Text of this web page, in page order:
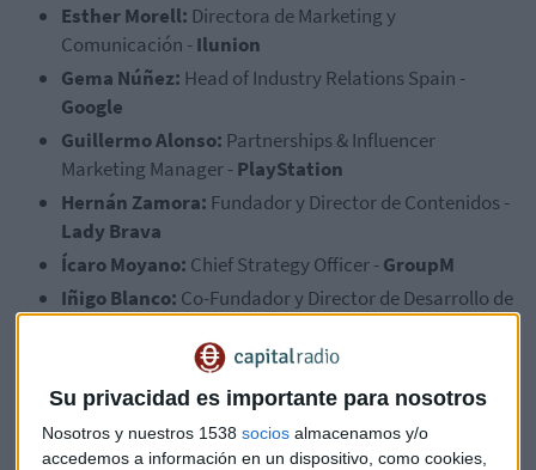
Su privacidad es importante para nosotros
Nosotros y nuestros 1538 socios almacenamos y/o
accedemos a información en un dispositivo, como cookies,
Esther Morell: Directora de Marketing y
Comunicación -Ilunion
Gema Núñez: Head of Industry Relations Spain -
Google
Guillermo Alonso: Partnerships & Influencer
Marketing Manager -PlayStation
Hernán Zamora: Fundador y Director de Contenidos -
LadyBrava
Ícaro Moyano: Chief Strategy Officer -GroupM
Iñigo Blanco: Co-Fundador y Director de Desarrollo de
Jetzabel Tapial:Jefa de Marca, Publicidad y
Producción Audiovisual -Telefónica
Juan Silva: CCO España & Portugal - Accenture
Laura Quero:Global Brand Director - Mahou